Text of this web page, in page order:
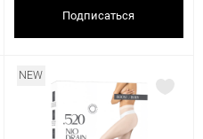
Подписаться
NEW